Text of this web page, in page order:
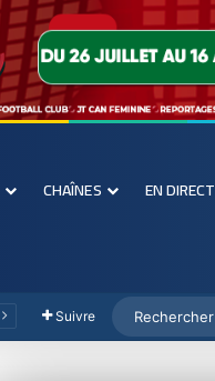
CHAÎNES EN DIRECT
Suivre